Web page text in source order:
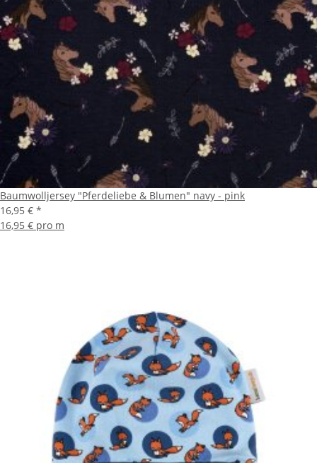
Baumwolljersey "Pferdeliebe & Blumen" navy - pink
16,95 € *
16,95 € pro m